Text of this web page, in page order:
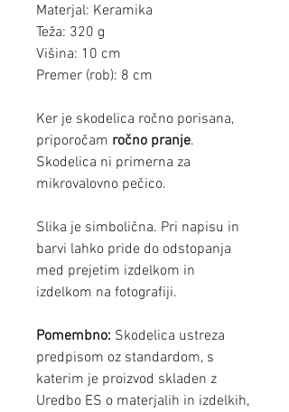
Materjal: Keramika
Teža: 320 g
Višina: 10 cm
Premer (rob): 8 cm
Ker je skodelica ročno porisana,
priporočam ročno pranje.
Skodelica ni primerna za
mikrovalovno pečico.
Slika je simbolična. Pri napisu in
barvi lahko pride do odstopanja
med prejetim izdelkom in
izdelkom na fotografiji.
Pomembno: Skodelica ustreza
predpisom oz standardom, s
katerim je proizvod skladen z
Uredbo ES o materjalih in izdelkih,